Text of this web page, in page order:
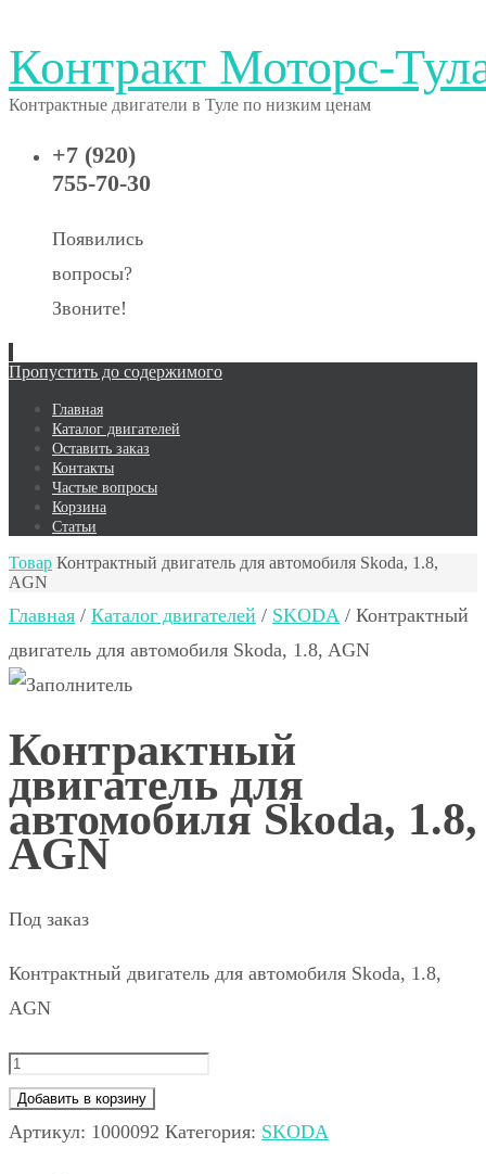
Контракт Моторс-
Контрактные двигатели в Туле по низким ценам
+7 (920)
755-70-30
Появились
вопросы?
Звоните!
Пропустить до содержимого
Главная
Каталог двигателей
Оставить заказ
Контакты
Частые вопросы
Корзина
Статьи
Товар Контрактный двигатель для автомобиля Skoda, 1.8,
AGN
Главная / Каталог двигателей / SKODA / Контрактный
двигатель для автомобиля Skoda, 1.8, AGN
Контрактный
двигатель для
автомобиля Skoda, 1.8,
AGN
Под заказ
Контрактный двигатель для автомобиля Skoda, 1.8,
AGN
Добавить в корзину
Артикул: 1000092 Категория: SKODA